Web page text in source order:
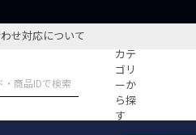
せ対応について
カテ
ゴリ
ーか
ら探
す